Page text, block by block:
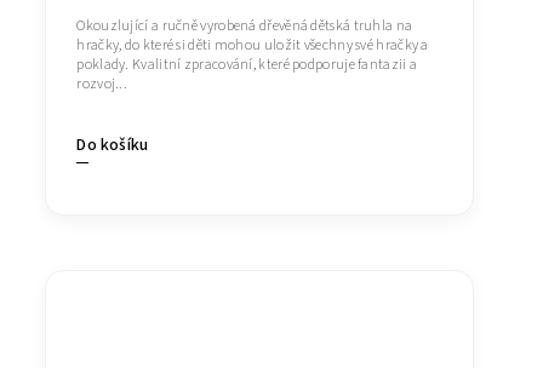
Do košíku
Okouzlující a ručně vyrobená dřevěná dětská truhla na
hračky, do které si děti mohou uložit všechny své hračky a
poklady. Kvalitní zpracování, které podporuje fantazii a
rozvoj...